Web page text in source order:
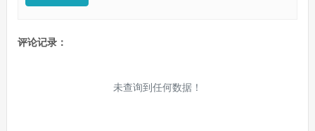
评论记录：
未查询到任何数据！